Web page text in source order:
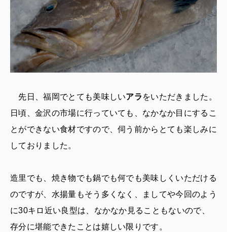
先日、福岡でとても美味しいアラ をいただきました。
日頃、金沢の市場に行っていても、なかなか目にするこ
とができない食材ですので、伺う前からとても楽しみに
しておりました。
造里でも、焼き物でも鍋でも何でも美味しくいただける
のですが、水揚量もそう多くなく、ましてや今回のよう
に30キロ近い良型は、なかなか見ることもないので、
存分に堪能できたことは嬉しい限りです。